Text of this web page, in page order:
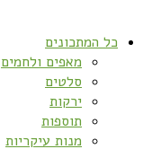
כל המתכונים
מאפים ולחמים
סלטים
ירקות
תוספות
מנות עיקריות